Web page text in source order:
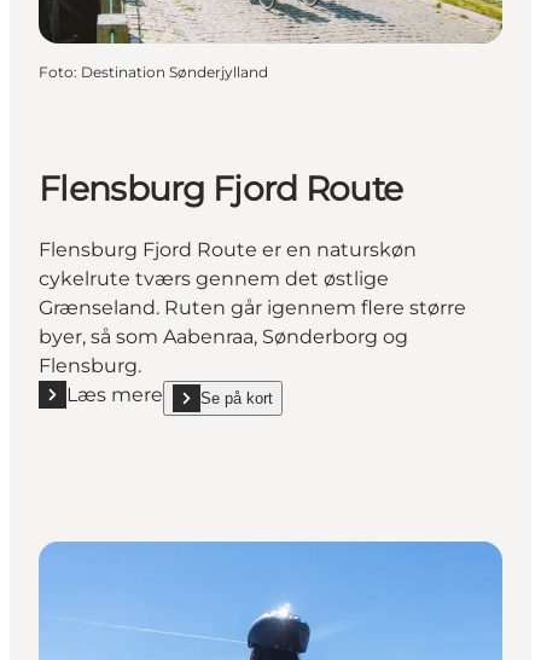
Foto: Destination Sønderjylland
Flensburg Fjord Route
Flensburg Fjord Route er en naturskøn
cykelrute tværs gennem det østlige
Grænseland. Ruten går igennem flere større
byer, så som Aabenraa, Sønderborg og
Flensburg.
Læs mere
Læs mere "Flensburg Fjord Route"
Se på kort
show Flensburg Fjord Route on_map